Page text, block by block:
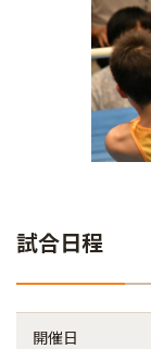
試合日程
開催日